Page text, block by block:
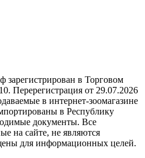
зарегистрирован в Торговом
Перерегистрация от 29.07.2026
в интернет-зоомагазине
в Республику
документы. Все
на сайте, не являются
для информационных целей.